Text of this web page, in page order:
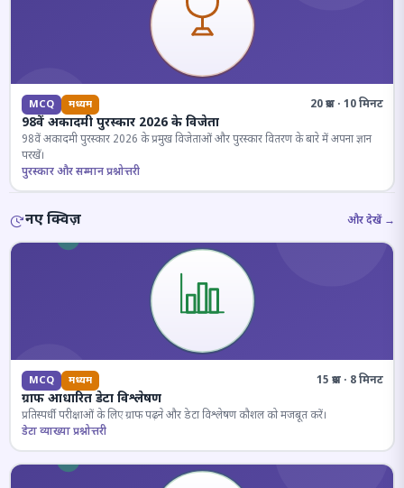
MCQ मध्यम 20 प्रश्न · 10 मिनट
98वें अकादमी पुरस्कार 2026 के विजेता
98वें अकादमी पुरस्कार 2026 के प्रमुख विजेताओं और पुरस्कार वितरण के बारे में अपना ज्ञान
परखें।
पुरस्कार और सम्मान प्रश्नोत्तरी
नए क्विज़ और देखें →
MCQ मध्यम 15 प्रश्न · 8 मिनट
ग्राफ आधारित डेटा विश्लेषण
प्रतिस्पर्धी परीक्षाओं के लिए ग्राफ पढ़ने और डेटा विश्लेषण कौशल को मजबूत करें।
डेटा व्याख्या प्रश्नोत्तरी